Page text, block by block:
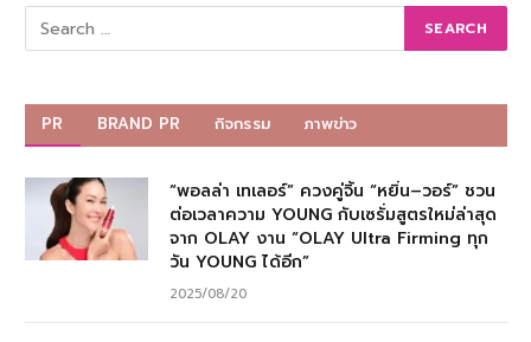
PR BRAND PR กิจกรรม ภาพข่าว
“พอลล่า เทเลอร์” ควงคู่จิ้น “หยิ่น–วอร์” ชวน
ต่อเวลาความ YOUNG กับเซรั่มสูตรใหม่ล่าสุด
จาก OLAY งาน “OLAY Ultra Firming ทุก
วัน YOUNG ได้อีก”
2025/08/20